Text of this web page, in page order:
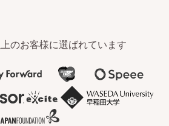
のお客様に選ばれています